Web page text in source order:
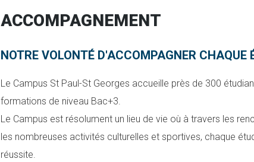
ACCOMPAGNEMENT
NOTRE VOLONTÉ D'ACCOMPAGNER CHAQUE
Le Campus St Paul-St Georges accueille près de 300
formations de niveau Bac+3.
Le Campus est résolument un lieu de vie où à travers les
les nombreuses activités culturelles et sportives, chaque
réussite.